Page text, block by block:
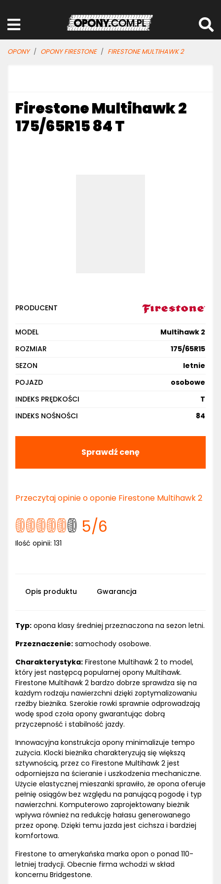
OPONY OPONY FIRESTONE FIRESTONE MULTIHAWK 2
Firestone Multihawk 2
175/65R15 84 T
PRODUCENT
MODEL
Multihawk 2
ROZMIAR
175/65R15
SEZON
letnie
POJAZD
osobowe
INDEKS PRĘDKOŚCI
T
INDEKS NOŚNOŚCI
84
Sprawdź cenę
Przeczytaj opinie o oponie Firestone Multihawk 2
5/6
Ilość opinii: 131
Opis produktu Gwarancja
Typ: opona klasy średniej przeznaczona na sezon letni.
Przeznaczenie: samochody osobowe.
Charakterystyka: Firestone Multihawk 2 to model,
który jest następcą popularnej opony Multihawk.
Firestone Multihawk 2 bardzo dobrze sprawdza się na
każdym rodzaju nawierzchni dzięki zoptymalizowaniu
rzeźby bieżnika. Szerokie rowki sprawnie odprowadzają
wodę spod czoła opony gwarantując dobrą
przyczepność i stabilność jazdy.
Innowacyjna konstrukcja opony minimalizuje tempo
zużycia. Klocki bieżnika charakteryzują się większą
sztywnością, przez co Firestone Multihawk 2 jest
odporniejsza na ścieranie i uszkodzenia mechaniczne.
Użycie elastycznej mieszanki sprawiło, że opona oferuje
pełnię osiągów bez względu na panującą pogodę i typ
nawierzchni. Komputerowo zaprojektowany bieżnik
wpływa również na redukcję hałasu generowanego
przez oponę. Dzięki temu jazda jest cichsza i bardziej
komfortowa.
Firestone to amerykańska marka opon o ponad 110-
letniej tradycji. Obecnie firma wchodzi w skład
koncernu Bridgestone.